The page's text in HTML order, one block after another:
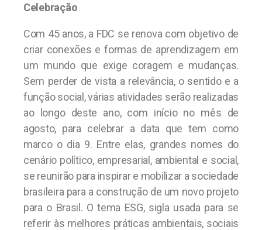
Celebração
Com 45 anos, a FDC se renova com objetivo de
criar conexões e formas de aprendizagem em
um mundo que exige coragem e mudanças.
Sem perder de vista a relevância, o sentido e a
função social, várias atividades serão realizadas
ao longo deste ano, com início no mês de
agosto, para celebrar a data que tem como
marco o dia 9. Entre elas, grandes nomes do
cenário político, empresarial, ambiental e social,
se reunirão para inspirar e mobilizar a sociedade
brasileira para a construção de um novo projeto
para o Brasil. O tema ESG, sigla usada para se
referir às melhores práticas ambientais, sociais